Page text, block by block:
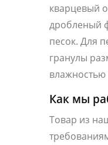
кварцевый
дробленый
песок. Для
гранулы
влажностью
Как мы
Товар из